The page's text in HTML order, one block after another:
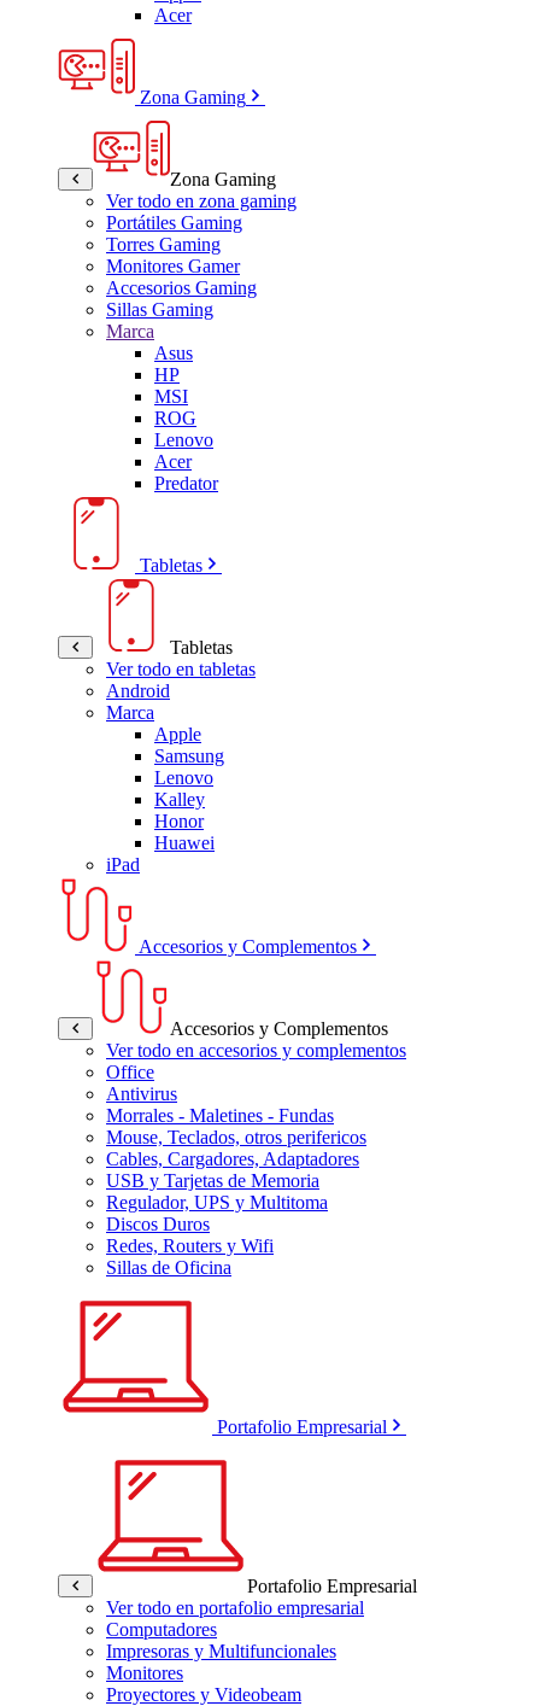
Acer
Zona Gaming
Zona Gaming
Ver todo en zona gaming
Portátiles Gaming
Torres Gaming
Monitores Gamer
Accesorios Gaming
Sillas Gaming
Marca
Asus
HP
MSI
ROG
Lenovo
Acer
Predator
Tabletas
Tabletas
Ver todo en tabletas
Android
Marca
Apple
Samsung
Lenovo
Kalley
Honor
Huawei
iPad
Accesorios y Complementos
Accesorios y Complementos
Ver todo en accesorios y complementos
Office
Antivirus
Morrales - Maletines - Fundas
Mouse, Teclados, otros perifericos
Cables, Cargadores, Adaptadores
USB y Tarjetas de Memoria
Regulador, UPS y Multitoma
Discos Duros
Redes, Routers y Wifi
Sillas de Oficina
Portafolio Empresarial
Portafolio Empresarial
Ver todo en portafolio empresarial
Computadores
Impresoras y Multifuncionales
Monitores
Proyectores y Videobeam